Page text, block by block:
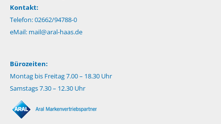
Kontakt:
Telefon: 02662/94788-0
eMail: mail@aral-haas.de
Bürozeiten:
Montag bis Freitag 7.00 – 18.30 Uhr
Samstags 7.30 – 12.30 Uhr